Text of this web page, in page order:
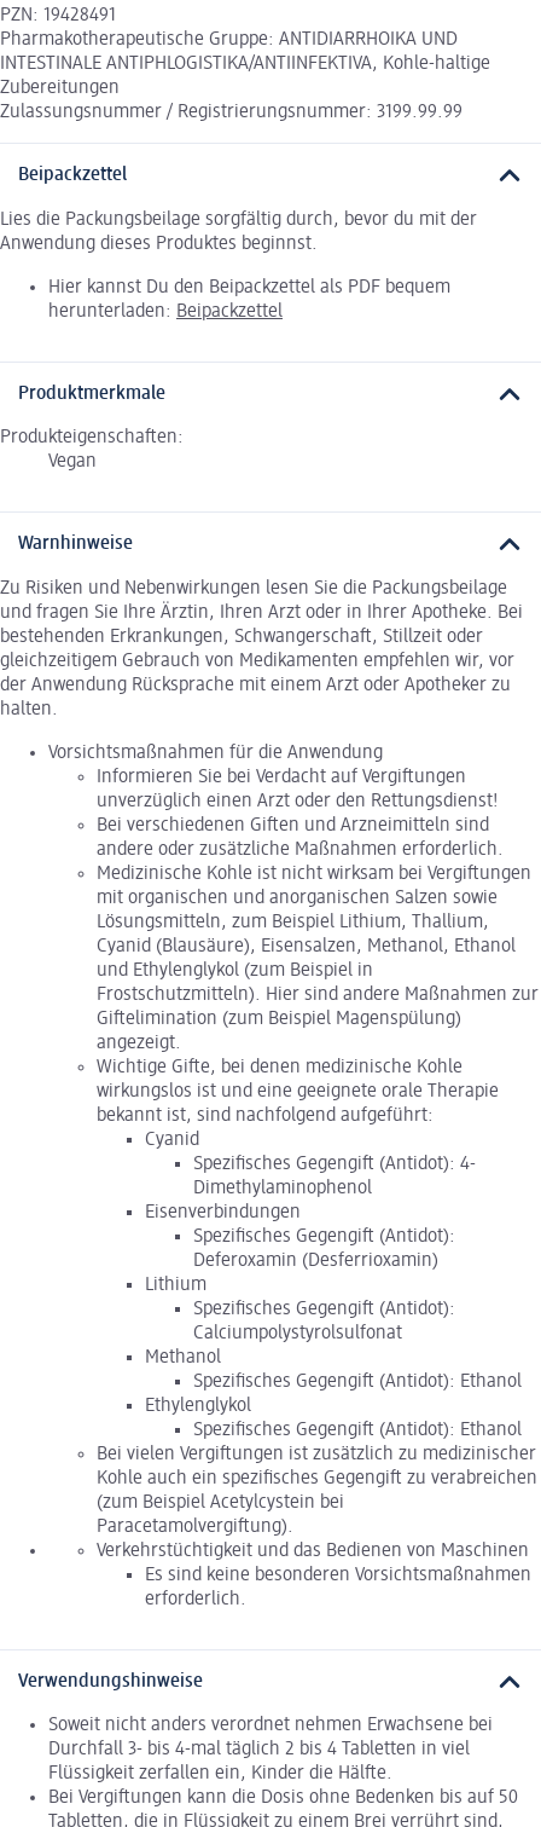
PZN: 19428491
Pharmakotherapeutische Gruppe: ANTIDIARRHOIKA UND
INTESTINALE ANTIPHLOGISTIKA/ANTIINFEKTIVA, Kohle-haltige
Zubereitungen
Zulassungsnummer / Registrierungsnummer: 3199.99.99
Beipackzettel
Lies die Packungsbeilage sorgfältig durch, bevor du mit der
Anwendung dieses Produktes beginnst.
Hier kannst Du den Beipackzettel als PDF bequem
herunterladen: Beipackzettel
Produktmerkmale
Produkteigenschaften:
Vegan
Warnhinweise
Zu Risiken und Nebenwirkungen lesen Sie die Packungsbeilage
und fragen Sie Ihre Ärztin, Ihren Arzt oder in Ihrer Apotheke. Bei
bestehenden Erkrankungen, Schwangerschaft, Stillzeit oder
gleichzeitigem Gebrauch von Medikamenten empfehlen wir, vor
der Anwendung Rücksprache mit einem Arzt oder Apotheker zu
halten.
Vorsichtsmaßnahmen für die Anwendung
Informieren Sie bei Verdacht auf Vergiftungen
unverzüglich einen Arzt oder den Rettungsdienst!
Bei verschiedenen Giften und Arzneimitteln sind
andere oder zusätzliche Maßnahmen erforderlich.
Medizinische Kohle ist nicht wirksam bei Vergiftungen
mit organischen und anorganischen Salzen sowie
Lösungsmitteln, zum Beispiel Lithium, Thallium,
Cyanid (Blausäure), Eisensalzen, Methanol, Ethanol
und Ethylenglykol (zum Beispiel in
Frostschutzmitteln). Hier sind andere Maßnahmen zur
Giftelimination (zum Beispiel Magenspülung)
angezeigt.
Wichtige Gifte, bei denen medizinische Kohle
wirkungslos ist und eine geeignete orale Therapie
bekannt ist, sind nachfolgend aufgeführt:
Cyanid
Spezifisches Gegengift (Antidot): 4-
Dimethylaminophenol
Eisenverbindungen
Spezifisches Gegengift (Antidot):
Deferoxamin (Desferrioxamin)
Lithium
Spezifisches Gegengift (Antidot):
Calciumpolystyrolsulfonat
Methanol
Spezifisches Gegengift (Antidot): Ethanol
Ethylenglykol
Spezifisches Gegengift (Antidot): Ethanol
Bei vielen Vergiftungen ist zusätzlich zu medizinischer
Kohle auch ein spezifisches Gegengift zu verabreichen
(zum Beispiel Acetylcystein bei
Paracetamolvergiftung).
Verkehrstüchtigkeit und das Bedienen von Maschinen
Es sind keine besonderen Vorsichtsmaßnahmen
erforderlich.
Verwendungshinweise
Soweit nicht anders verordnet nehmen Erwachsene bei
Durchfall 3- bis 4-mal täglich 2 bis 4 Tabletten in viel
Flüssigkeit zerfallen ein, Kinder die Hälfte.
Bei Vergiftungen kann die Dosis ohne Bedenken bis auf 50
Tabletten, die in Flüssigkeit zu einem Brei verrührt sind,